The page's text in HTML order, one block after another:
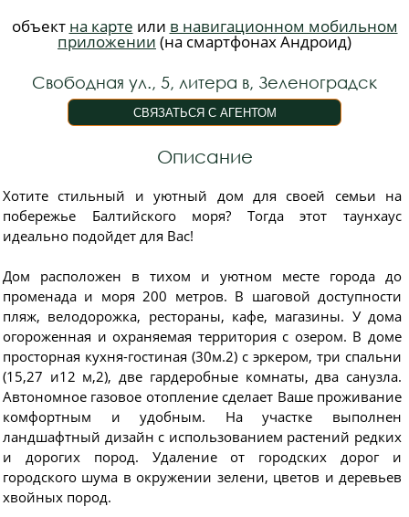
объект на карте или в навигационном мобильном
приложении (на смартфонах Андроид)
Свободная ул., 5, литера в, Зеленоградск
Описание
Хотите стильный и уютный дом для своей семьи на
побережье Балтийского моря? Тогда этот таунхаус
идеально подойдет для Вас!
Дом расположен в тихом и уютном месте города до
променада и моря 200 метров. В шаговой доступности
пляж, велодорожка, рестораны, кафе, магазины. У дома
огороженная и охраняемая территория с озером. В доме
просторная кухня-гостиная (30м.2) с эркером, три спальни
(15,27 и12 м,2), две гардеробные комнаты, два санузла.
Автономное газовое отопление сделает Ваше проживание
комфортным и удобным. На участке выполнен
ландшафтный дизайн с использованием растений редких
и дорогих пород. Удаление от городских дорог и
городского шума в окружении зелени, цветов и деревьев
хвойных пород.